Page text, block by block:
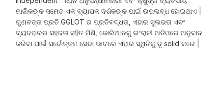
ମାଲିକଙ୍କ ସମେତ ଏକ ବ୍ୟାପକ ଦର୍ଶକଙ୍କ ପାଇଁ ଉପଲବ୍ଧ ହୋଇଥାଏ |
ଗୁଣବତ୍ତା ପ୍ରତି GGLOT ର ପ୍ରତିବଦ୍ଧତା, ଏହାର ସୁଲଭତା ଏବଂ
ବ୍ୟବହାରର ସହଜତା ସହିତ ମିଶି, କୋରିଆନକୁ ଇଂରାଜୀ ଅଡିଓରେ ଅନୁବାଦ
କରିବା ପାଇଁ ସର୍ବୋତ୍ତମ ସେବା ଭାବରେ ଏହାର ସ୍ଥିତିକୁ ଦୃ solid କରେ |